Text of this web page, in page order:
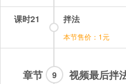
课时21 拌法
本节售价：1元
章节 9